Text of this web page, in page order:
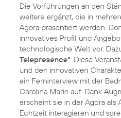
Die Vorführungen an den
weitere ergänzt, die in
Agora präsentiert werden.
innovatives Profil und
technologische Welt vor.
Telepresence" . Diese
und den innovativen
ein Ferninterview mit der
Carolina Marín auf. Dank
erscheint sie in der Agora als
Echtzeit interagieren und